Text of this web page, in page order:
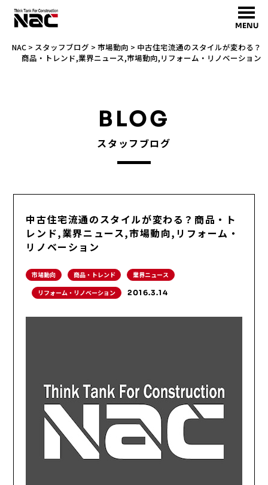
MENU
NAC> スタッフブログ > 市場動向 > 中古住宅流通のスタイルが変わる？
商品・トレンド,業界ニュース,市場動向,リフォーム・リノベーション
BLOG
スタッフブログ
中古住宅流通のスタイルが変わる？商品・ト
レンド,業界ニュース,市場動向,リフォーム・
リノベーション
市場動向 商品・トレンド
業界ニュース
リフォーム・リノベーション
2016.3.14